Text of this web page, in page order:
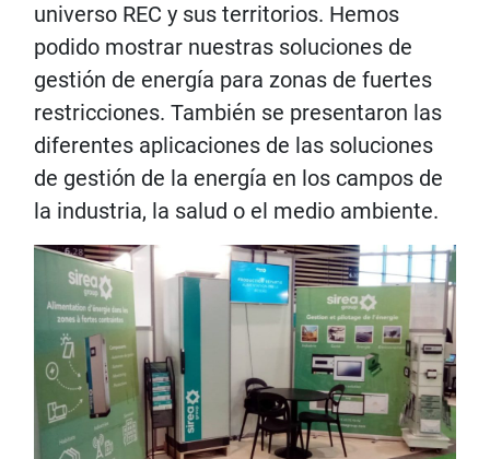
universo REC y sus territorios. Hemos
podido mostrar nuestras soluciones de
gestión de energía para zonas de fuertes
restricciones. También se presentaron las
diferentes aplicaciones de las soluciones
de gestión de la energía en los campos de
la industria, la salud o el medio ambiente.